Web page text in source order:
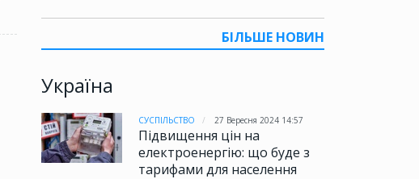
БІЛЬШЕ НОВИН
Україна
СУСПІЛЬСТВО 27 Вересня 2024 14:57
Підвищення цін на
електроенергію: що буде з
тарифами для населення